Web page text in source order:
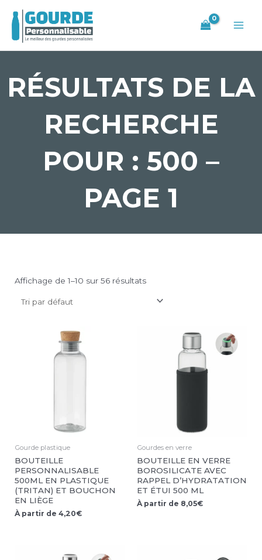
contenu
RÉSULTATS DE LA
RECHERCHE
POUR : 500 –
PAGE 1
Affichage de 1–10 sur 56 résultats
Gourde plastique
BOUTEILLE
PERSONNALISABLE
500ML EN PLASTIQUE
(TRITAN) ET BOUCHON
EN LIÈGE
À partir de 4,20€
Gourdes en verre
BOUTEILLE EN VERRE
BOROSILICATE AVEC
RAPPEL D’HYDRATATION
ET ÉTUI 500 ML
À partir de 8,05€